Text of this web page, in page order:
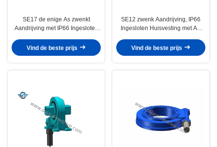
SE17 de enige As zwenkt
Aandrijving met IP66 Ingesloten
Zonnedrijvers
Vind de beste prijs
SE12 zwenk Aandrijving, IP66
Ingesloten Huisvesting met AC
And Construction Machinery
Vind de beste prijs